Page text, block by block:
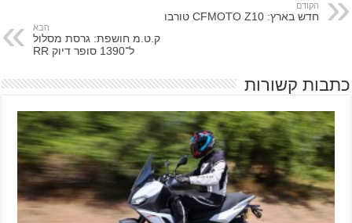
הקודם
חדש בארץ: CFMOTO Z10 טורבו
הבא
ק.ט.מ חושפת: גרסת מסלול
ל־1390 סופר דיוק RR
כתבות קשורות